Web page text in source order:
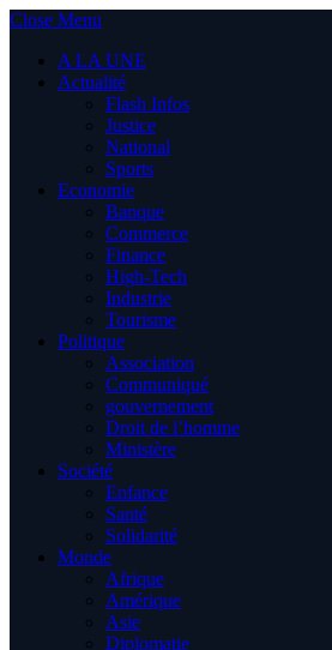
Close Menu
A LA UNE
Actualité
Flash Infos
Justice
National
Sports
Economie
Banque
Commerce
Finance
High-Tech
Industrie
Tourisme
Politique
Association
Communiqué
gouvernement
Droit de l’homme
Ministère
Société
Enfance
Santé
Solidarité
Monde
Afrique
Amérique
Asie
Diplomatie